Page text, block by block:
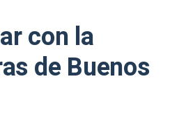
con la
de Buenos